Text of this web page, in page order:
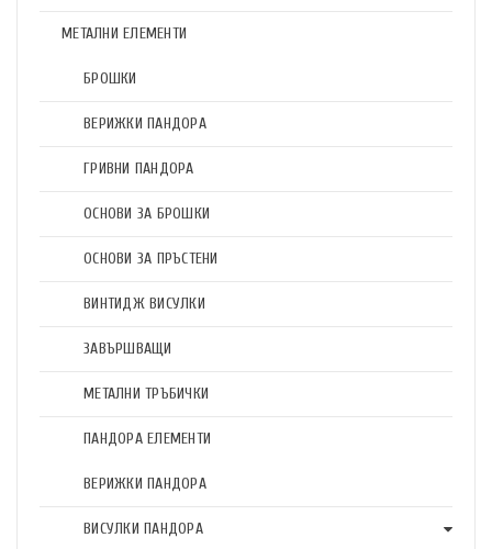
МЕТАЛНИ ЕЛЕМЕНТИ
БРОШКИ
ВЕРИЖКИ ПАНДОРА
ГРИВНИ ПАНДОРА
ОСНОВИ ЗА БРОШКИ
ОСНОВИ ЗА ПРЪСТЕНИ
ВИНТИДЖ ВИСУЛКИ
ЗАВЪРШВАЩИ
МЕТАЛНИ ТРЪБИЧКИ
ПАНДОРА ЕЛЕМЕНТИ
ВЕРИЖКИ ПАНДОРА
ВИСУЛКИ ПАНДОРА